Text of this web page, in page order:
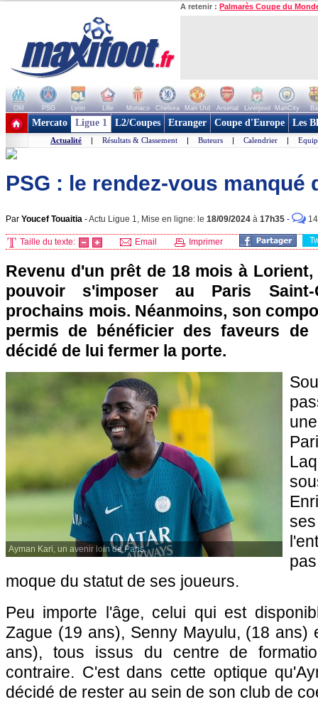
A retenir : Palmarès Coupe du
OM PSG Lyon Lille Monaco Chelsea Man Utd Arsenal Liverpool ManCity
+ de clubs
Mercato Ligue 1 L2/Coupes Etranger Coupe d'Europe Les
Actualité | Résultats & Classement | Buteurs | Calendrier |
PSG : le rendez-vous manqué
Par Youcef Touaitia -Actu Ligue 1, Mise en ligne: le 18/09/2024 à 17h35 - 14
Taille du texte: Email Imprimer
Revenu d'un prêt de 18 mois à
pouvoir s'imposer au Paris
prochains mois. Néanmoins, son
permis de bénéficier des faveurs
décidé de lui fermer la porte.
Ayman Kari, un avenir loin de Paris.
moque du statut de ses joueurs.
Peu importe l'âge, celui qui est
Zague (19 ans), Senny Mayulu, (18 ans)
ans), tous issus du centre de
contraire. C'est dans cette optique
décidé de rester au sein de son club de